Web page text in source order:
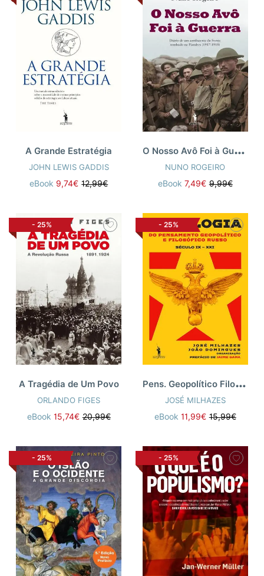
A Grande Estratégia
JOHN LEWIS GADDIS
eBook 9,74€ 12,99€
O
Nosso Avô Foi à Guerra
NUNO ROGEIRO
eBook 7,49€ 9,99€
- 25%
A Tragédia de Um Povo
ORLANDO FIGES
eBook 15,74€ 20,99€
- 25%
P
ens. Geopolítico Filosófico Russo
JOSÉ MILHAZES
eBook 11,99€ 15,99€
- 25% - 25%